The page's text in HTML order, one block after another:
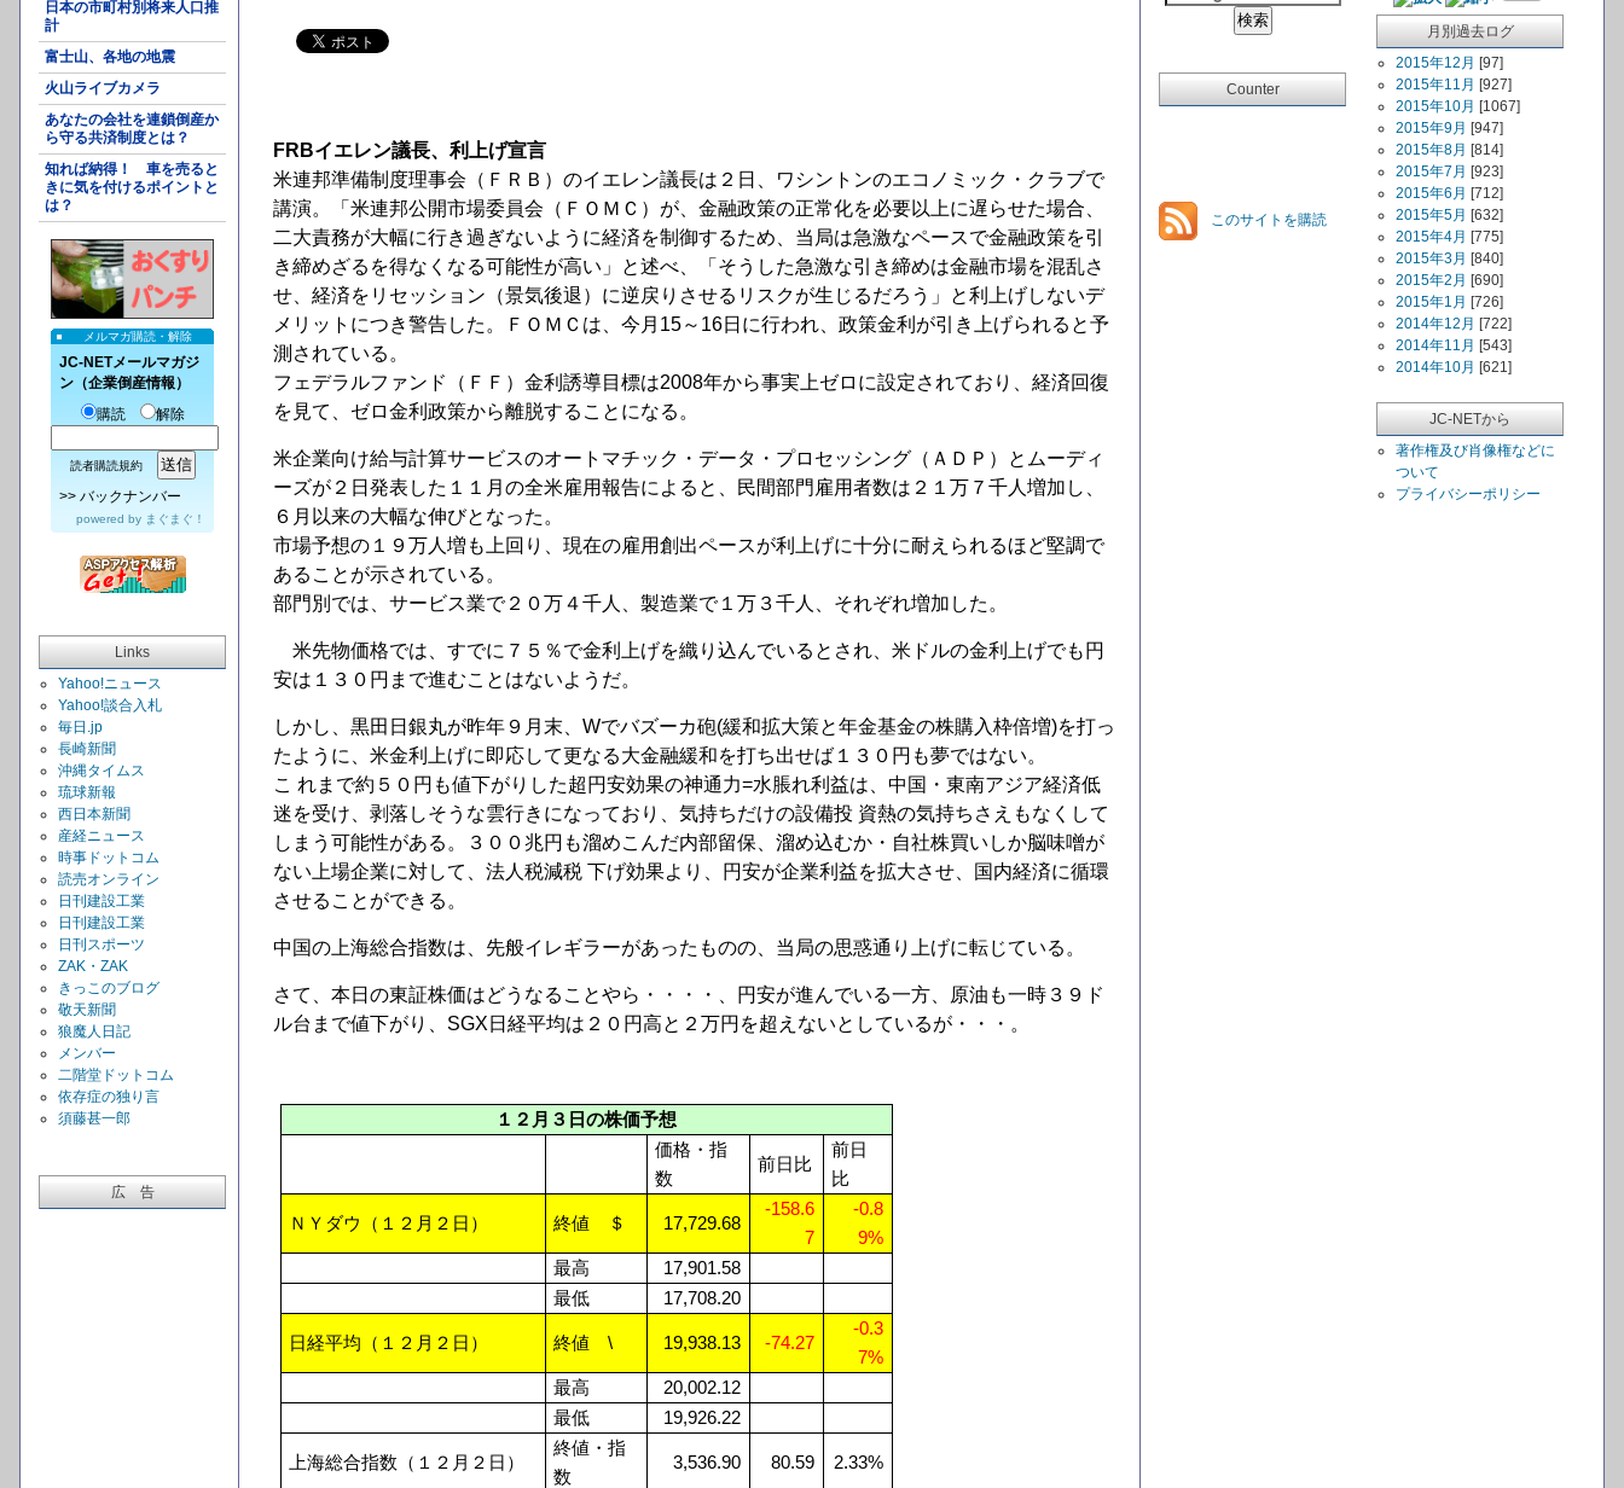
日本の市町村別将来人口推
計
富士山、各地の地震
火山ライブカメラ
あなたの会社を連鎖倒産か
ら守る共済制度とは？
知れば納得！ 車を売ると
きに気を付けるポイントと
は？
メルマガ購読・解除
JC-NETメールマガジ
ン（企業倒産情報）
購読
解除
読者購読規約
>> バックナンバー
powered by まぐまぐ！
Links
Yahoo!ニュース
Yahoo!談合入札
毎日.jp
長崎新聞
沖縄タイムス
琉球新報
西日本新聞
産経ニュース
時事ドットコム
読売オンライン
日刊建設工業
日刊建設工業
日刊スポーツ
ZAK・ZAK
きっこのブログ
敬天新聞
狼魔人日記
メンバー
二階堂ドットコム
依存症の独り言
須藤甚一郎
広 告
FRBイエレン議長、利上げ宣言
米連邦準備制度理事会（ＦＲＢ）のイエレン議長は２日、ワシントンのエコノミック・クラブで
講演。「米連邦公開市場委員会（ＦＯＭＣ）が、金融政策の正常化を必要以上に遅らせた場合、
二大責務が大幅に行き過ぎないように経済を制御するため、当局は急激なペースで金融政策を引
き締めざるを得なくなる可能性が高い」と述べ、「そうした急激な引き締めは金融市場を混乱さ
せ、経済をリセッション（景気後退）に逆戻りさせるリスクが生じるだろう」と利上げしないデ
メリットにつき警告した。ＦＯＭＣは、今月15～16日に行われ、政策金利が引き上げられると予
測されている。
フェデラルファンド（ＦＦ）金利誘導目標は2008年から事実上ゼロに設定されており、経済回復
を見て、ゼロ金利政策から離脱することになる。
米企業向け給与計算サービスのオートマチック・データ・プロセッシング（ＡＤＰ）とムーディ
ーズが２日発表した１１月の全米雇用報告によると、民間部門雇用者数は２１万７千人増加し、
６月以来の大幅な伸びとなった。
市場予想の１９万人増も上回り、現在の雇用創出ペースが利上げに十分に耐えられるほど堅調で
あることが示されている。
部門別では、サービス業で２０万４千人、製造業で１万３千人、それぞれ増加した。
米先物価格では、すでに７５％で金利上げを織り込んでいるとされ、米ドルの金利上げでも円
安は１３０円まで進むことはないようだ。
しかし、黒田日銀丸が昨年９月末、Wでバズーカ砲(緩和拡大策と年金基金の株購入枠倍増)を打っ
たように、米金利上げに即応して更なる大金融緩和を打ち出せば１３０円も夢ではない。
こ れまで約５０円も値下がりした超円安効果の神通力=水脹れ利益は、中国・東南アジア経済低
迷を受け、剥落しそうな雲行きになっており、気持ちだけの設備投 資熱の気持ちさえもなくして
しまう可能性がある。３００兆円も溜めこんだ内部留保、溜め込むか・自社株買いしか脳味噌が
ない上場企業に対して、法人税減税 下げ効果より、円安が企業利益を拡大させ、国内経済に循環
させることができる。
中国の上海総合指数は、先般イレギラーがあったものの、当局の思惑通り上げに転じている。
さて、本日の東証株価はどうなることやら・・・・、円安が進んでいる一方、原油も一時３９ド
ル台まで値下がり、SGX日経平均は２０円高と２万円を超えないとしているが・・・。
１２月３日の株価予想
価格・指
数
前日比
前日
比
ＮＹダウ（１２月２日） 終値 ＄ 17,729.68
-158.6
7
-0.8
9%
最高
17,901.58
最低
17,708.20
日経平均（１２月２日） 終値 \ 19,938.13 -74.27
-0.3
7%
最高
20,002.12
最低
19,926.22
上海総合指数（１２月２日）
終値・指
数
3,536.90 80.59 2.33%
Counter
このサイトを購読
月別過去ログ
2015年12月 [97]
2015年11月 [927]
2015年10月 [1067]
2015年9月 [947]
2015年8月 [814]
2015年7月 [923]
2015年6月 [712]
2015年5月 [632]
2015年4月 [775]
2015年3月 [840]
2015年2月 [690]
2015年1月 [726]
2014年12月 [722]
2014年11月 [543]
2014年10月 [621]
JC-NETから
著作権及び肖像権などに
ついて
プライバシーポリシー